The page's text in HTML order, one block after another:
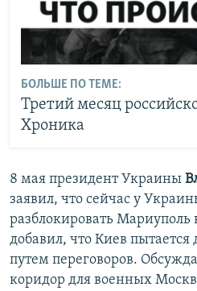
БОЛЬШЕ ПО ТЕМЕ:
Третий месяц
Хроника
8 мая президент Украины
заявил, что сейчас у
разблокировать
добавил, что Киев пытается
путем переговоров.
коридор для военных